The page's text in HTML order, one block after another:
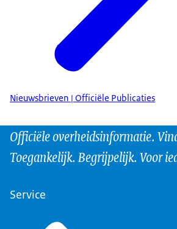
Nieuwsbrieven | Officiële Publicaties
Officiële overheidsinformatie.
Toegankelijk. Begrijpelijk. Voor
Service